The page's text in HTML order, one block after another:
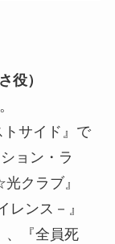
役）
サイド』で
ョン・ラ
クラブ』
レンス－』
、『全員死